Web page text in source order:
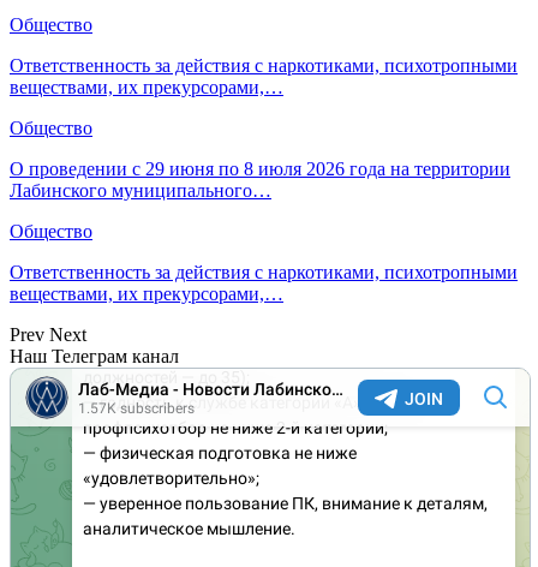
Общество
Ответственность за действия с наркотиками, психотропными
веществами, их прекурсорами,…
Общество
О проведении с 29 июня по 8 июля 2026 года на территории
Лабинского муниципального…
Общество
Ответственность за действия с наркотиками, психотропными
веществами, их прекурсорами,…
Prev Next
Наш Телеграм канал